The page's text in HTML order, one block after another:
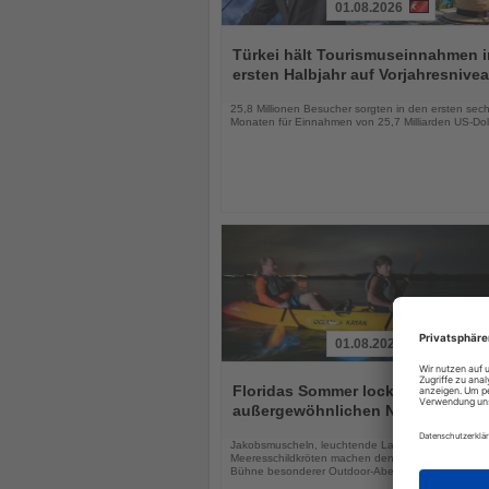
Sie
die
01.08.2026
Türkei hält Tourismuseinnahmen
ersten Halbjahr auf
25,8 Millionen Besucher sorgten in den ersten
Monaten für Einnahmen von 25,7 Milliarden US-
Sie
die
Nachrichten
01.08.2026
Floridas Sommer lockt mit drei
außergewöhnlichen
Jakobsmuscheln, leuchtende Lagunen und
Meeresschildkröten machen den Sunshine State zur
Bühne besonderer Outdoor-Abenteuer